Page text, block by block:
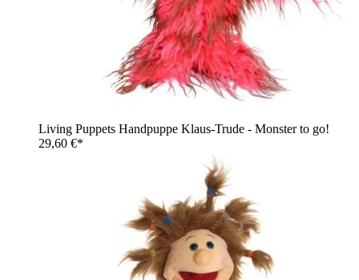
Living Puppets Handpuppe Klaus-Trude - Monster to go!
29,60 €*